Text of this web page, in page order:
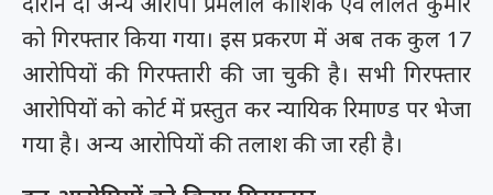
को गिरफ्तार किया गया। इस प्रकरण में अब तक कुल 17
आरोपियों की गिरफ्तारी की जा चुकी है। सभी गिरफ्तार
आरोपियों को कोर्ट में प्रस्तुत कर न्यायिक रिमाण्ड पर भेजा
गया है। अन्य आरोपियों की तलाश की जा रही है।